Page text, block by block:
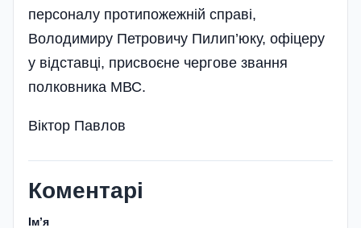
персоналу протипожежній справі,
Володимиру Петровичу Пилип’юку, офіцеру
у відставці, присвоєне чергове звання
полковника МВС.
Віктор Павлов
Коментарі
Імʼя